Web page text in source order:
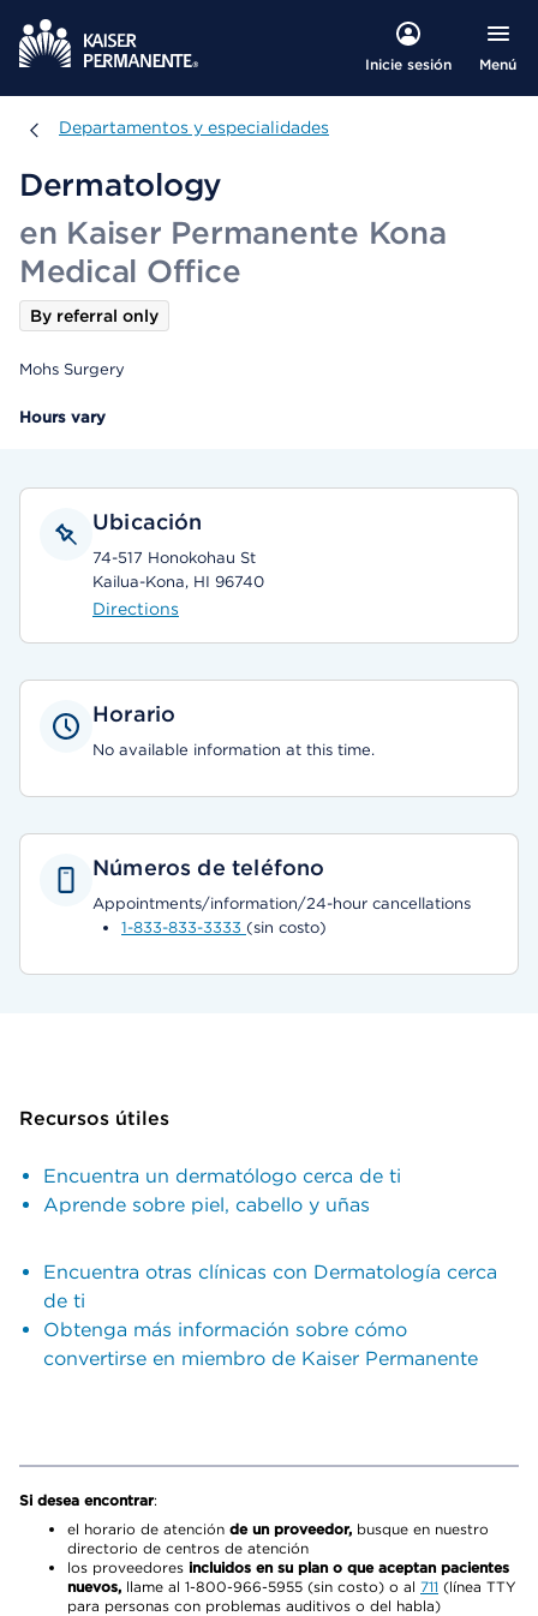
Inicie sesión Menú
Departamentos y especialidades
Departamentos y especialidades
Dermatology
en Kaiser Permanente Kona
Medical Office
By referral only
Mohs Surgery
Hours vary
Ubicación
74-517 Honokohau St
Kailua-Kona, HI 96740
Directions
Horario
No available information at this time.
Números de teléfono
Appointments/information/24-hour cancellations
1-833-833-3333 (sin costo)
Recursos útiles
Encuentra un dermatólogo cerca de ti
Aprende sobre piel, cabello y uñas
Encuentra otras clínicas con Dermatología cerca
de ti
Obtenga más información sobre cómo
convertirse en miembro de Kaiser Permanente
Si desea encontrar:
el horario de atención de un proveedor, busque en nuestro
directorio de centros de atención
los proveedores incluidos en su plan o que aceptan pacientes
nuevos, llame al 1-800-966-5955 (sin costo) o al 711 (línea TTY
para personas con problemas auditivos o del habla)